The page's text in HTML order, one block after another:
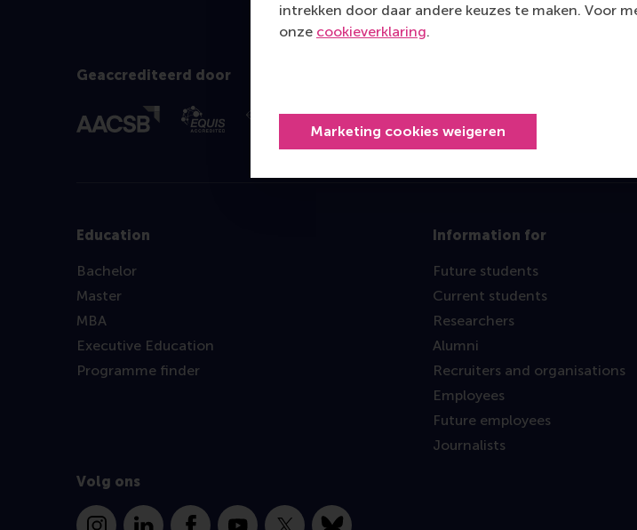
intrekken door daar andere keuzes te maken. Voor
onze cookieverklaring.
Marketing cookies weigeren
Geaccrediteerd door
Education
Bachelor
Master
MBA
Executive Education
Programme finder
Information for
Future students
Current students
Researchers
Alumni
Recruiters and organisations
Employees
Future employees
Journalists
Volg ons